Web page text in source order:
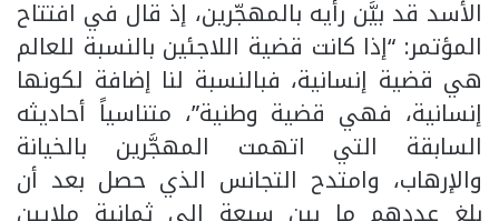
الأسد قد بيَّن رأيه بالمهجّرين، إذ قال في افتتاح
المؤتمر: “إذا كانت قضية اللاجئين بالنسبة للعالم
هي قضية إنسانية، فبالنسبة لنا إضافة لكونها
إنسانية، فهي قضية وطنية”، متناسياً أحاديثه
السابقة التي اتهمت المهجَّرين بالخيانة
والإرهاب، وامتدح التجانس الذي حصل بعد أن